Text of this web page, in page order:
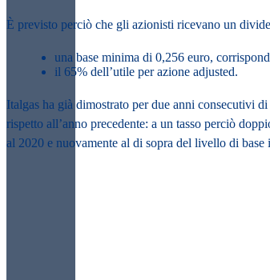
È previsto perciò che gli azionisti ricevano un
una base minima di 0,256 euro,
il 65% dell’utile per azione adjusted.
Italgas ha già dimostrato per due anni consecutivi
rispetto all’anno precedente: a un tasso perciò
al 2020 e nuovamente al di sopra del livello di base